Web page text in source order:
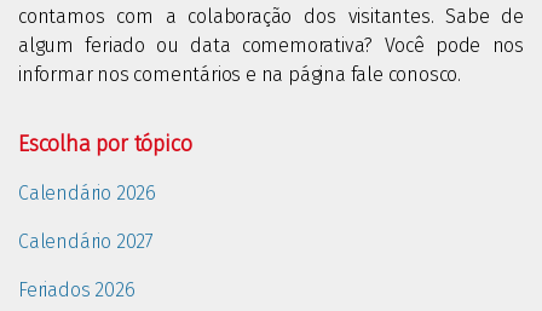
contamos com a colaboração dos visitantes. Sabe de
algum feriado ou data comemorativa? Você pode nos
informar nos comentários e na página fale conosco.
Escolha por tópico
Calendário 2026
Calendário 2027
Feriados 2026